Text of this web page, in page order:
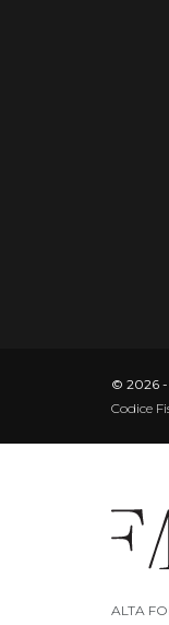
© 2026 -
Codice
ALTA